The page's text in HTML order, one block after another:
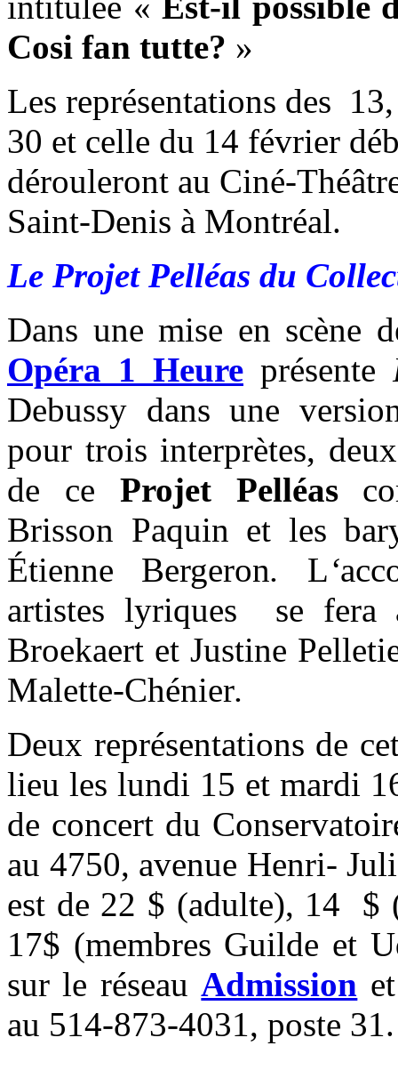
Cosi fan tutte? »
Les représentations des
30 et celle du 14 février
dérouleront au Ciné-
Saint-Denis à Montréal.
Le Projet Pelléas du
Dans une mise en scène
Opéra 1 Heure présente
Debussy dans une
pour trois interprètes,
de ce Projet Pelléas
Brisson Paquin et les
Étienne Bergeron. L‘
artistes lyriques se fera
Broekaert et Justine
Malette-Chénier.
Deux représentations de
lieu les lundi 15 et mardi
de concert du
au 4750, avenue Henri-
est de 22 $ (adulte), 14 $
17$ (membres Guilde et
sur le réseauAdmission
au 514-873-4031, poste 31.